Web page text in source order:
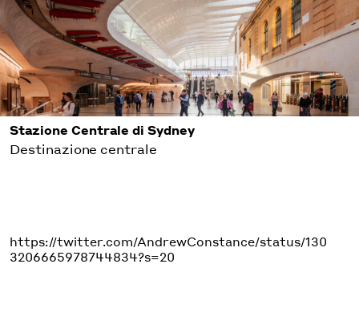
Stazione Centrale di Sydney
Destinazione centrale
https://twitter.com/AndrewConstance/status/130
3206665978744834?s=20